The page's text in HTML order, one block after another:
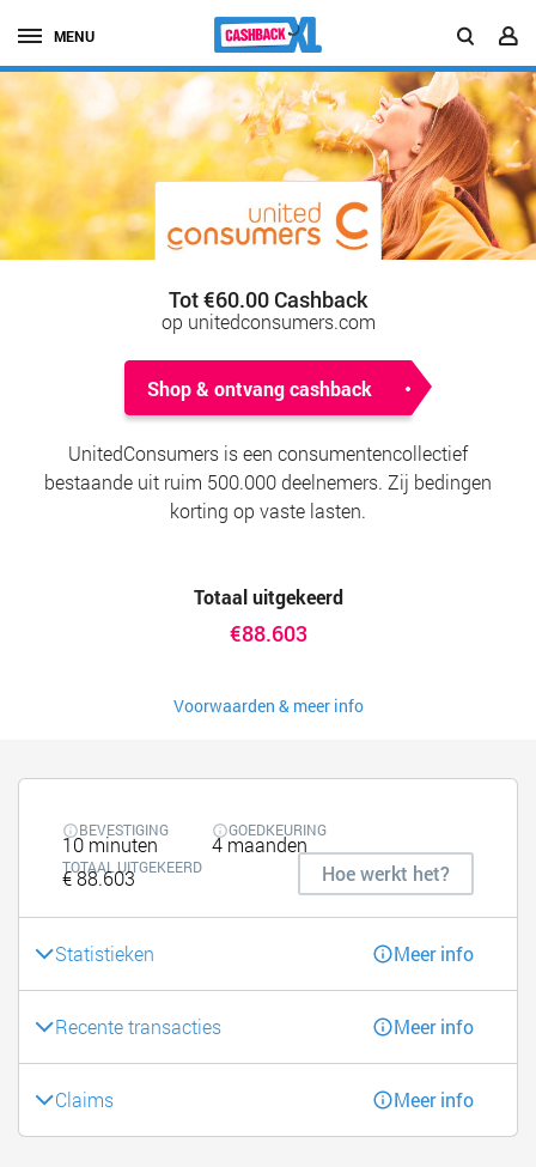
MENU
Tot €60.00 Cashback
op unitedconsumers.com
Shop & ontvang cashback
UnitedConsumers is een consumentencollectief
bestaande uit ruim 500.000 deelnemers. Zij bedingen
korting op vaste lasten.
Totaal uitgekeerd
€88.603
Voorwaarden & meer info
BEVESTIGING
10 minuten
GOEDKEURING
4 maanden
TOTAAL UITGEKEERD
€ 88.603 Hoe werkt het?
Statistieken Meer info
Recente transacties Meer info
Claims Meer info